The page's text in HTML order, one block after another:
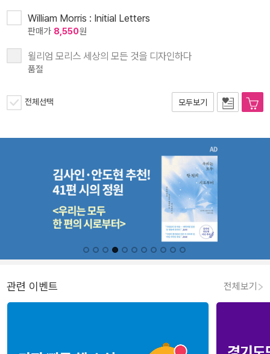
William Morris : Initial Letters
판매가 8,550원
윌리엄 모리스 세상의 모든 것을 디자인하다
품절
전체선택 모두보기
관련 이벤트 전체보기